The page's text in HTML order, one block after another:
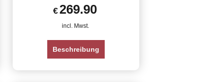
€ 269.90
incl. Mwst.
Beschreibung